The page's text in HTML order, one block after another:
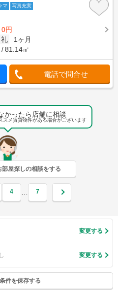
マ 写真充実
円
礼
1ヶ月
81.14㎡
電話で問合せ
かったら店舗に相談
スメ賃貸物件がある場合がございます
屋探しの相談をする
4 … 7
変更する
変更する
件を保存する